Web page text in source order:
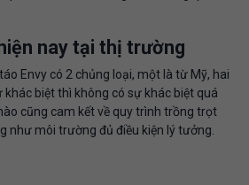
nay tại thị trường
Envy có 2 chủng loại, một là từ Mỹ, hai
khác biệt thì không có sự khác biệt quá
cũng cam kết về quy trình trồng trọt
như môi trường đủ điều kiện lý tưởng.